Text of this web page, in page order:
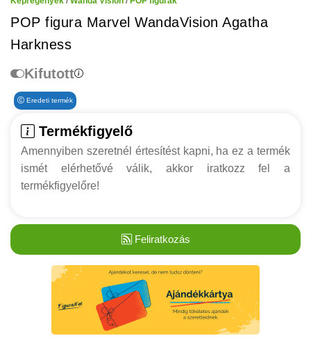
POP figura Marvel WandaVision Agatha
Harkness
Kifutott
Eredeti termék
Termékfigyelő
Amennyiben szeretnél értesítést kapni, ha ez a termék
ismét elérhetővé válik, akkor iratkozz fel a
termékfigyelőre!
Feliratkozás